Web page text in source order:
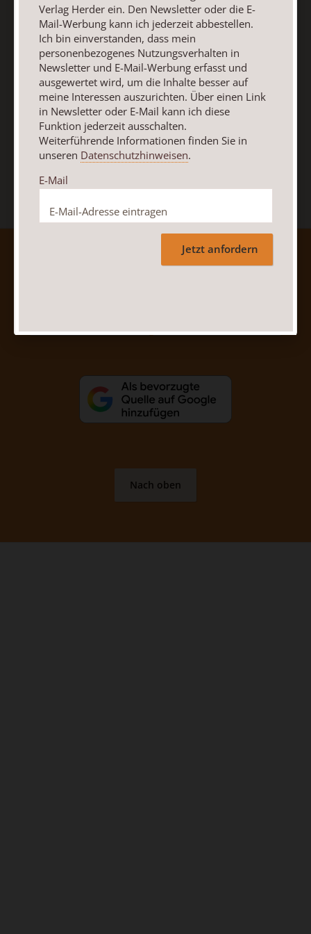
Newsletter oder E-Mail kann ich diese Funktion jederzeit
ausschalten.
Weiterführende Informationen finden Sie in unseren
Datenschutzhinweisen.
E-Mail
Jetzt anmelden
AGB und Widerrufsbelehrung
Datenschutz
Nach oben
Verlag Herder ein. Den Newsletter oder die E-
Mail-Werbung kann ich jederzeit abbestellen.
Ich bin einverstanden, dass mein
personenbezogenes Nutzungsverhalten in
Newsletter und E-Mail-Werbung erfasst und
ausgewertet wird, um die Inhalte besser auf
meine Interessen auszurichten. Über einen Link
in Newsletter oder E-Mail kann ich diese
Funktion jederzeit ausschalten.
Weiterführende Informationen finden Sie in
unseren Datenschutzhinweisen.
E-Mail
Jetzt anfordern